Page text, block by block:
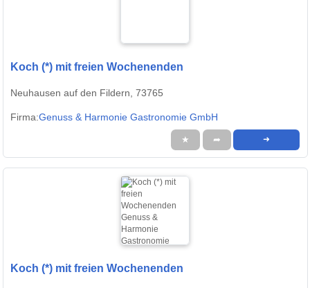
Koch (*) mit freien Wochenenden
Neuhausen auf den Fildern, 73765
Firma:Genuss & Harmonie Gastronomie GmbH
★ ➦ ➜
Koch (*) mit freien Wochenenden